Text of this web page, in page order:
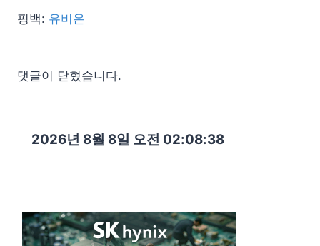
핑백: 유비온
댓글이 닫혔습니다.
2026년 8월 8일 오전 02:08:39